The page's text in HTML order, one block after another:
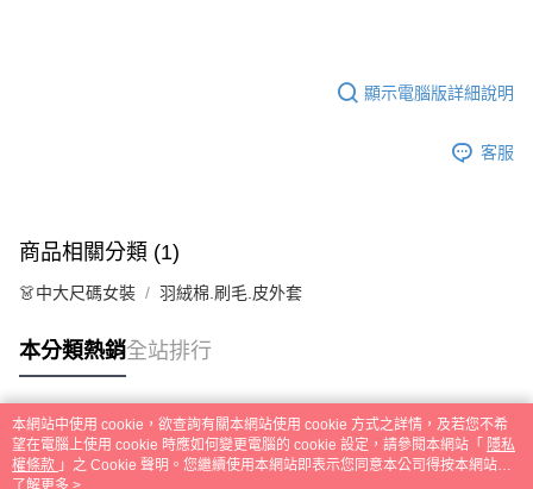
顯示電腦版詳細說明
客服
商品相關分類 (1)
👗中大尺碼女裝 羽絨棉.刷毛.皮外套
本分類熱銷全站排行
熱門標籤
本網站中使用 cookie，欲查詢有關本網站使用 cookie 方式之詳情，及若您不希
望在電腦上使用 cookie 時應如何變更電腦的 cookie 設定，請參閱本網站「 隱私
權條款 」之 Cookie 聲明。您繼續使用本網站即表示您同意本公司得按本網站使
用條款之 Cookie 聲明使用 cookie。
了解更多 >